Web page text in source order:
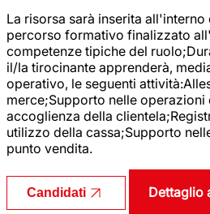
La risorsa sarà inserita
percorso formativo finalizzato
competenze tipiche del
il/la tirocinante apprenderà,
operativo, le seguenti
merce;Supporto nelle operazioni
accoglienza della
utilizzo della cassa;Supporto
punto vendita.
Candidati Dettaglio